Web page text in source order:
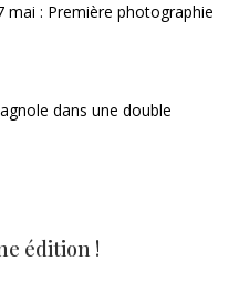
mai : Première photographie
dans une double
édition !